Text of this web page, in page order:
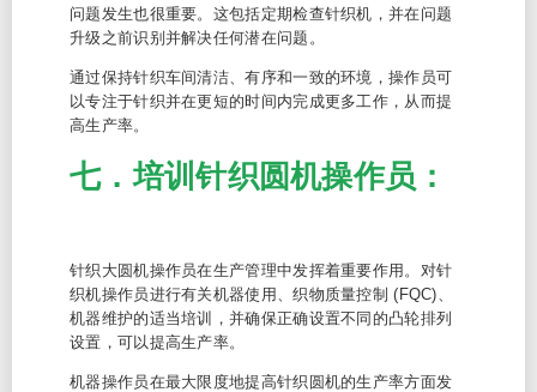
问题发生也很重要。这包括定期检查针织机，并在问题
升级之前识别并解决任何潜在问题。
通过保持针织车间清洁、有序和一致的环境，操作员可
以专注于针织并在更短的时间内完成更多工作，从而提
高生产率。
七．培训针织圆机操作员：
针织大圆机操作员在生产管理中发挥着重要作用。对针
织机操作员进行有关机器使用、织物质量控制 (FQC)、
机器维护的适当培训，并确保正确设置不同的凸轮排列
设置，可以提高生产率。
机器操作员在最大限度地提高针织圆机的生产率方面发